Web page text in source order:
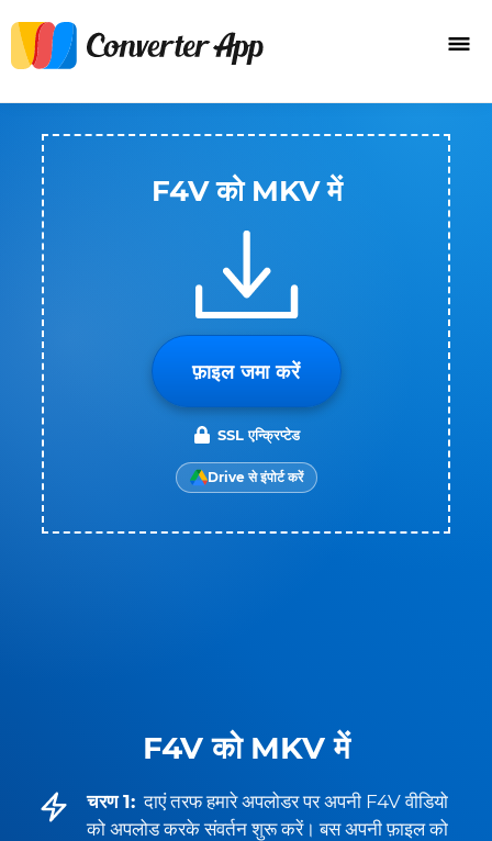
F4V को MKV में
चरण 1: दाएं तरफ हमारे अपलोडर पर अपनी F4V वीडियो
को अपलोड करके संवर्तन शुरू करें। बस अपनी फ़ाइल को
F4V को MKV में
फ़ाइल जमा करें
SSL एन्क्रिप्टेड
Drive से इंपोर्ट करें